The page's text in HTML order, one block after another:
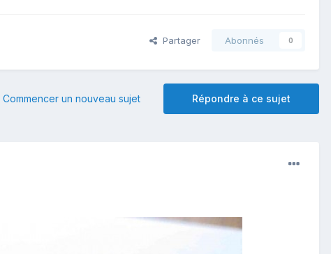
Partager Abonnés 0
Répondre à ce sujet
Commencer un nouveau sujet